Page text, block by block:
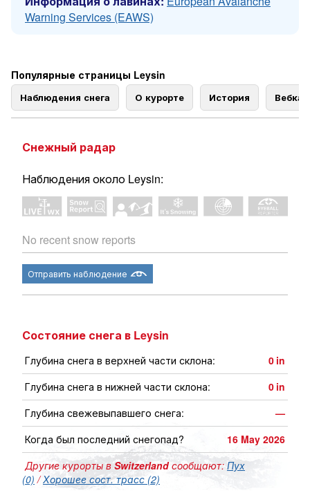
Warning Services (EAWS)
Популярные страницы Leysin
Наблюдения снега О курорте История
Снежный радар
Наблюдения около Leysin:
No recent snow reports
Отправить наблюдение
Состояние снега в Leysin
Глубина снега в верхней части склона: 0 in
Глубина снега в нижней части склона:
0 in
Глубина свежевыпавшего снега:
—
Когда был последний снегопад?
16 May 2026
Другие курорты вSwitzerlandсообщают: Пух
(0) /Хорошее сост. трасс (2)